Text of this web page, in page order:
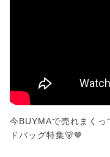
今BUYMAで売れまく
ドバッグ特集🐻🤎